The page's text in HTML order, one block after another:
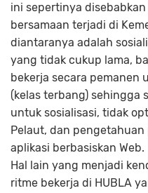
ini sepertinya
bersamaan terjadi di
diantaranya adalah
yang tidak cukup lama,
bekerja secara pemanen
(kelas terbang) sehingga
untuk sosialisasi, tidak
Pelaut, dan
aplikasi berbasiskan Web.
Hal lain yang menjadi
ritme bekerja di HUBLA